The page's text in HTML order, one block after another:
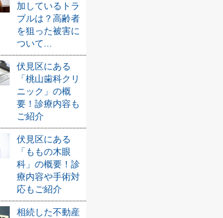
加しているトラ
ブルは？高齢者
を狙った被害に
ついて...
伏見区にある
「桃山歯科クリ
ニック」の概
要！診療内容も
ご紹介
伏見区にある
「ももの木眼
科」の概要！診
療内容や手術対
応もご紹介
相続した不動産